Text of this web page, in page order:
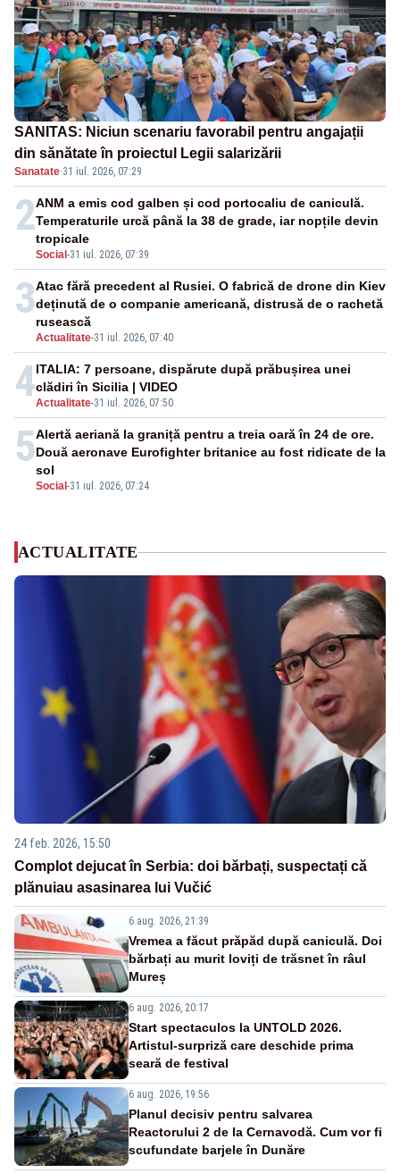
SANITAS: Niciun scenariu favorabil pentru angajații
din sănătate în proiectul Legii salarizării
Sanatate·31 iul. 2026, 07:29
2
Social -31 iul. 2026, 07:39
ANM a emis cod galben și cod portocaliu de caniculă.
Temperaturile urcă până la 38 de grade, iar nopțile devin
tropicale
3
Actualitate-31 iul. 2026, 07:40
Atac fără precedent al Rusiei. O fabrică de drone din Kiev
deținută de o companie americană, distrusă de o rachetă
rusească
4Actualitate-31 iul. 2026, 07:50
ITALIA: 7 persoane, dispărute după prăbușirea unei
clădiri în Sicilia | VIDEO
5
Social -31 iul. 2026, 07:24
Alertă aeriană la graniță pentru a treia oară în 24 de ore.
Două aeronave Eurofighter britanice au fost ridicate de la
sol
ACTUALITATE
24 feb. 2026, 15:50
Complot dejucat în Serbia: doi bărbați, suspectați că
plănuiau asasinarea lui Vučić
6 aug. 2026, 21:39
Vremea a făcut prăpăd după caniculă. Doi
bărbați au murit loviți de trăsnet în râul
Mureș
6 aug. 2026, 20:17
Start spectaculos la UNTOLD 2026.
Artistul-surpriză care deschide prima
seară de festival
6 aug. 2026, 19:56
Planul decisiv pentru salvarea
Reactorului 2 de la Cernavodă. Cum vor fi
scufundate barjele în Dunăre